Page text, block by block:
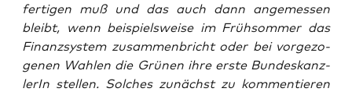
fer­ti­gen muß und das auch dann ange­mes­sen
bleibt, wenn bei­spiels­wei­se im Früh­som­mer das
Finanz­sys­tem zusam­men­bricht oder bei vor­ge­zo­
ge­nen Wah­len die Grü­nen ihre ers­te Bun­des­kanz­
le­rIn stel­len. Sol­ches zunächst zu kom­men­tie­ren